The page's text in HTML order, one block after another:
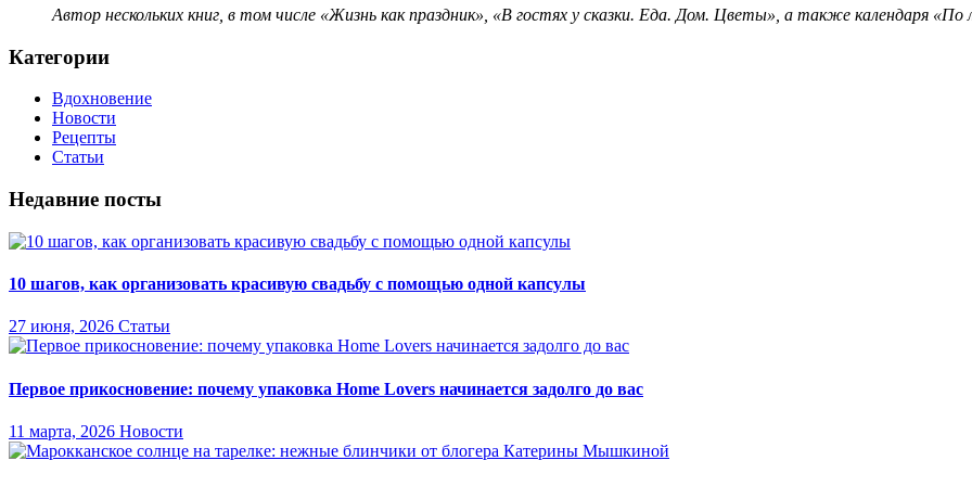
Автор нескольких книг, в том числе «Жизнь как праздник», «В гостях у сказки. Еда. Дом. Цветы», а также календаря «По
Категории
Вдохновение
Новости
Рецепты
Статьи
Недавние посты
10 шагов, как организовать красивую свадьбу с помощью одной капсулы
27 июня, 2026 Статьи
Первое прикосновение: почему упаковка Home Lovers начинается задолго до вас
11 марта, 2026 Новости